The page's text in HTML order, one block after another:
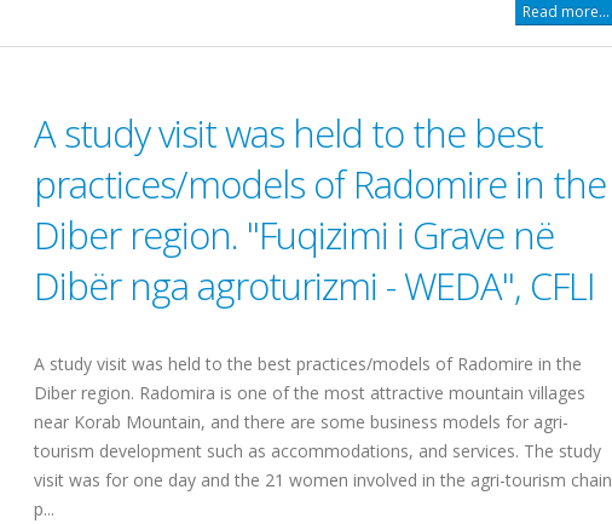
Read more...
A study visit was held to the best
practices/models of Radomire in the
Diber region. "Fuqizimi i Grave në
Dibër nga agroturizmi - WEDA", CFLI
A study visit was held to the best practices/models of Radomire in the
Diber region. Radomira is one of the most attractive mountain villages
near Korab Mountain, and there are some business models for agri-
tourism development such as accommodations, and services. The study
visit was for one day and the 21 women involved in the agri-tourism chain
p...